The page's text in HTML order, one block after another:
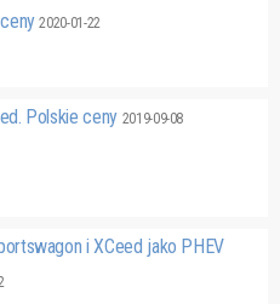
ceny2020-01-22
Polskie ceny 2019-09-08
i XCeed jako PHEV